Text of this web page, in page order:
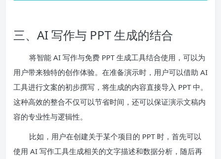
三、AI 写作与 PPT 生成的结合
将智能 AI 写作与免费 PPT 生成工具结合使用，可以为
用户带来独特的创作体验。在准备演示时，用户可以借助 AI
工具进行文案的初步撰写，将生成的内容直接导入 PPT 中。
这种高效的整合不仅可以节省时间，还可以保证演示文稿内
容的专业性与逻辑性。
比如，用户在创建关于某个项目的 PPT 时，首先可以
使用 AI 写作工具生成相关的文字描述和数据分析，随后再